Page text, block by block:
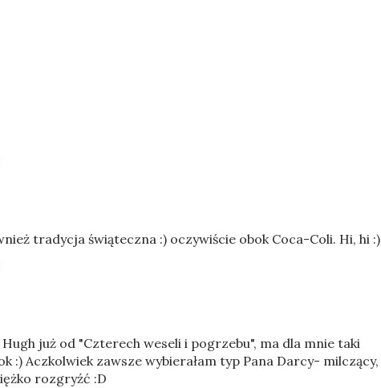
tradycja świąteczna :) oczywiście obok Coca-Coli. Hi, hi :)
Hugh już od "Czterech weseli i pogrzebu", ma dla mnie taki
:) Aczkolwiek zawsze wybierałam typ Pana Darcy- milczący,
rozgryźć :D